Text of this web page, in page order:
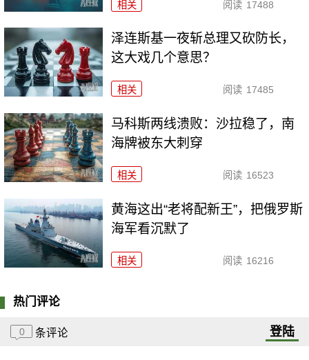
相关 阅读 17488
泽连斯基一夜斩总理又砍防长，
这大戏几个意思？
相关 阅读 17485
马科斯两线溃败：沙拉稳了，南
海牌被东大刺穿
相关 阅读 16523
黄海这出“老将配新王”，把俄罗斯
海军看沉默了
相关 阅读 16216
热门评论
0 条评论 登陆